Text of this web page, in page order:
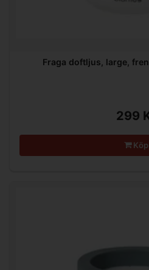
Fraga doftljus, large,
299
Köp